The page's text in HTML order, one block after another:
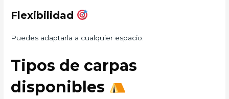
Flexibilidad
Puedes adaptarla a cualquier espacio.
Tipos de carpas
disponibles